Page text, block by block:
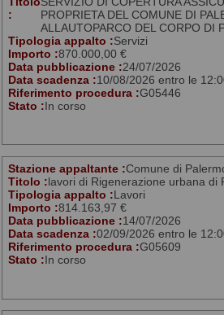
:
PROPRIETA DEL COMUNE DI
ALLAUTOPARCO DEL CORPO DI
Tipologia appalto :Servizi
Importo :870.000,00 €
Data pubblicazione :24/07/2026
Data scadenza :10/08/2026 entro le
Riferimento procedura :G05446
Stato :In corso
Stazione appaltante :Comune di
Titolo : lavori di Rigenerazione urbana di
Tipologia appalto : Lavori
Importo :814.163,97 €
Data pubblicazione :14/07/2026
Data scadenza :02/09/2026 entro le
Riferimento procedura :G05609
Stato : In corso